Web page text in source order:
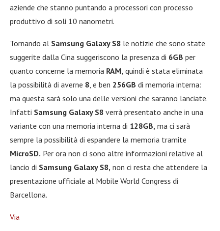
aziende che stanno puntando a processori con processo
produttivo di soli 10 nanometri.
Tornando al Samsung Galaxy S8 le notizie che sono state
suggerite dalla Cina suggeriscono la presenza di 6GB per
quanto concerne la memoria RAM, quindi è stata eliminata
la possibilità di averne 8, e ben 256GB di memoria interna:
ma questa sarà solo una delle versioni che saranno lanciate.
Infatti Samsung Galaxy S8 verrà presentato anche in una
variante con una memoria interna di 128GB, ma ci sarà
sempre la possibilità di espandere la memoria tramite
MicroSD. Per ora non ci sono altre informazioni relative al
lancio di Samsung Galaxy S8, non ci resta che attendere la
presentazione ufficiale al Mobile World Congress di
Barcellona.
Via